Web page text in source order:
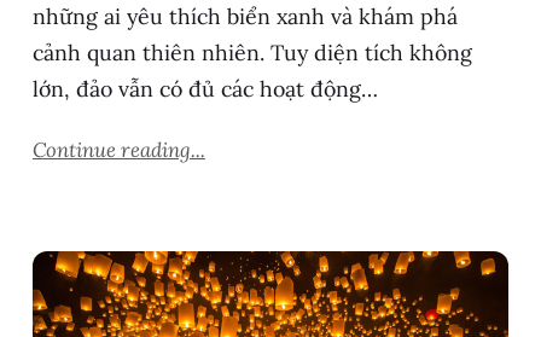
những ai yêu thích biển xanh và khám phá
cảnh quan thiên nhiên. Tuy diện tích không
lớn, đảo vẫn có đủ các hoạt động…
Continue reading...